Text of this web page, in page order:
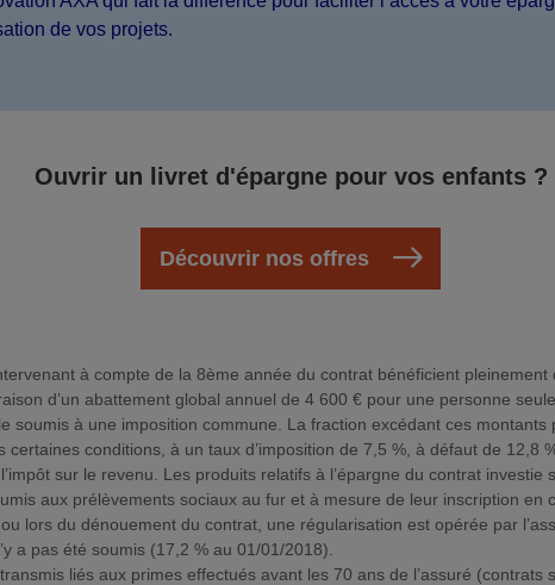
de vos projets.
Ouvrir un livret d'épargne pour vos enfants ?
Découvrir nos offres
à compte de la 8ème année du contrat bénéficient pleinement
d’un abattement global annuel de 4 600 € pour une personne
soumis à une imposition commune. La fraction excédant ces montants
certaines conditions, à un taux d’imposition de 7,5 %, à défaut de 12,8
sur le revenu. Les produits relatifs à l’épargne du contrat investie
aux prélèvements sociaux au fur et à mesure de leur inscription en
lors du dénouement du contrat, une régularisation est opérée par
a pas été soumis (17,2 % au 01/01/2018).
liés aux primes effectués avant les 70 ans de l’assuré (contrats